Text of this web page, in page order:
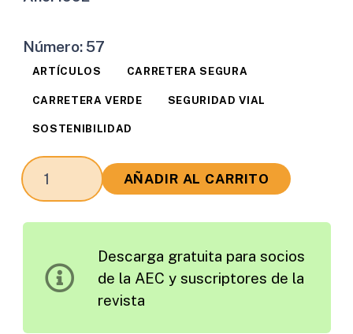
Número: 57
ARTÍCULOS CARRETERA SEGURA
CARRETERA VERDE SEGURIDAD VIAL
SOSTENIBILIDAD
Introducción
Metodológica
AÑADIR AL CARRITO
Descarga gratuita para socios
de la AEC y suscriptores de la
revista